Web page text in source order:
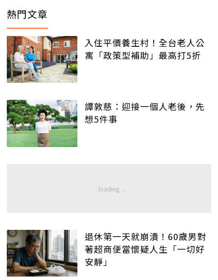
熱門文章
入住平價養生村！全台老人公
寓「政策型補助」最高打5折
譚敦慈：迎接一個人老後，先
想5件事
退休第一天就崩潰！60歲男對
著超商便當懷疑人生「一切好
安靜」